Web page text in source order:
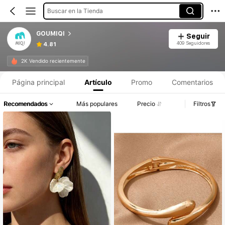
Buscar en la Tienda
GOUMIQI
4.81
Seguir
409 Seguidores
2K Vendido recientemente
Página principal Artículo Promo Comentarios
Recomendados Más populares Precio Filtros